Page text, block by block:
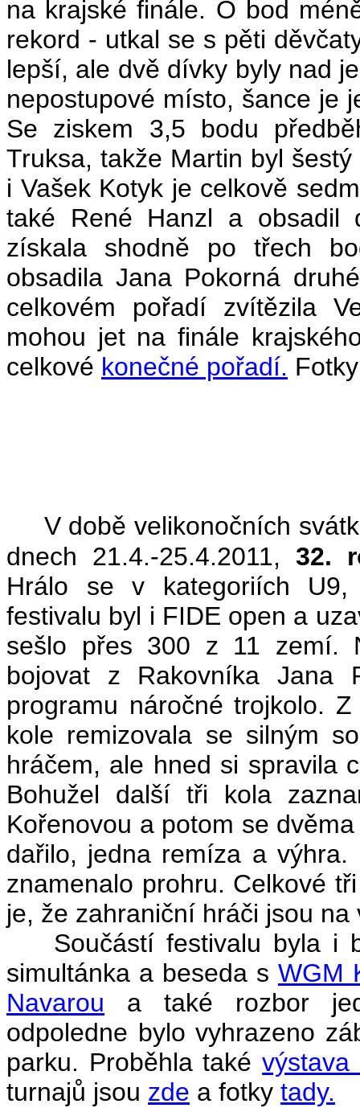
na krajské finále. O bod
rekord - utkal se s pěti
lepší, ale dvě dívky byly nad
nepostupové místo, šance je
Se ziskem 3,5 bodu
Truksa, takže Martin byl
i Vašek Kotyk je celkově
také René Hanzl a obsadil
získala shodně po třech
obsadila Jana Pokorná
celkovém pořadí zvítězila
mohou jet na finále
celkové konečné pořadí.
V době velikonočních
dnech 21.4.-25.4.2011, 32.
Hrálo se v kategoriích
festivalu byl i FIDE open a
sešlo přes 300 z 11 zemí.
bojovat z Rakovníka Jana
programu náročné trojkolo.
kole remizovala se silným
hráčem, ale hned si spravila
Bohužel další tři kola
Kořenovou a potom se
dařilo, jedna remíza a
znamenalo prohru. Celkové
je, že zahraniční hráči jsou na
Součástí festivalu byla i
simultánka a beseda s WGM
Navarou a také rozbor
odpoledne bylo vyhrazeno
parku. Proběhla takévýstava
turnajů jsou zde a fotky tady.